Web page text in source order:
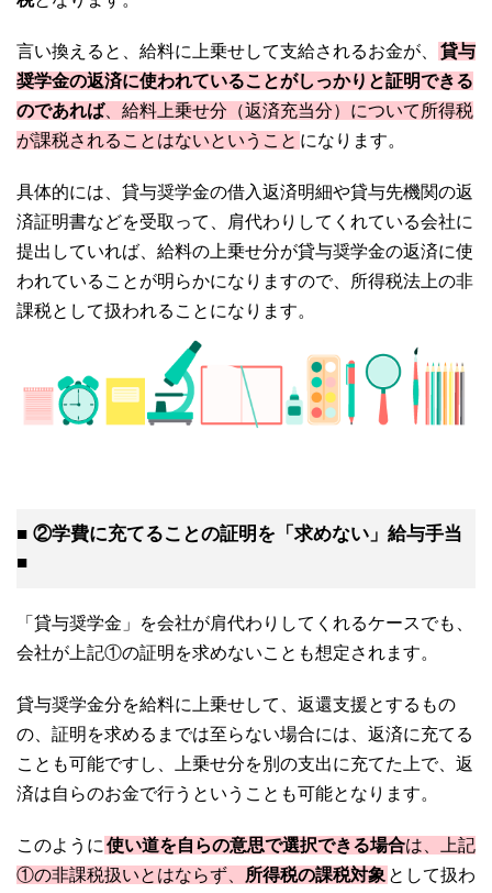
言い換えると、給料に上乗せして支給されるお金が、
貸与
奨学金の返済に使われていることがしっかりと証明できる
のであれば、給料上乗せ分（返済充当分）について所得税
が課税されることはないということ になります。
具体的には、貸与奨学金の借入返済明細や貸与先機関の返
済証明書などを受取って、肩代わりしてくれている会社に
提出していれば、給料の上乗せ分が貸与奨学金の返済に使
われていることが明らかになりますので、所得税法上の非
課税として扱われることになります。
■ ②学費に充てることの証明を「求めない」給与手当
■
「貸与奨学金」を会社が肩代わりしてくれるケースでも、
会社が上記①の証明を求めないことも想定されます。
貸与奨学金分を給料に上乗せして、返還支援とするもの
の、証明を求めるまでは至らない場合には、返済に充てる
ことも可能ですし、上乗せ分を別の支出に充てた上で、返
済は自らのお金で行うということも可能となります。
このように 使い道を自らの意思で選択できる場合は、上記
①の非課税扱いとはならず、 所得税の課税対象 として扱わ